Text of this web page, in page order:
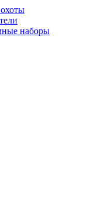
наборы